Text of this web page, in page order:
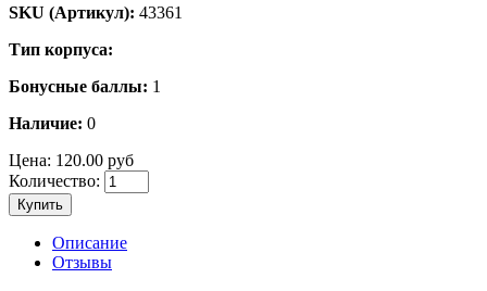
SKU (Артикул): 43361
Тип корпуса:
Бонусные баллы: 1
Наличие: 0
Цена: 120.00 руб
Количество:
Купить
Описание
Отзывы